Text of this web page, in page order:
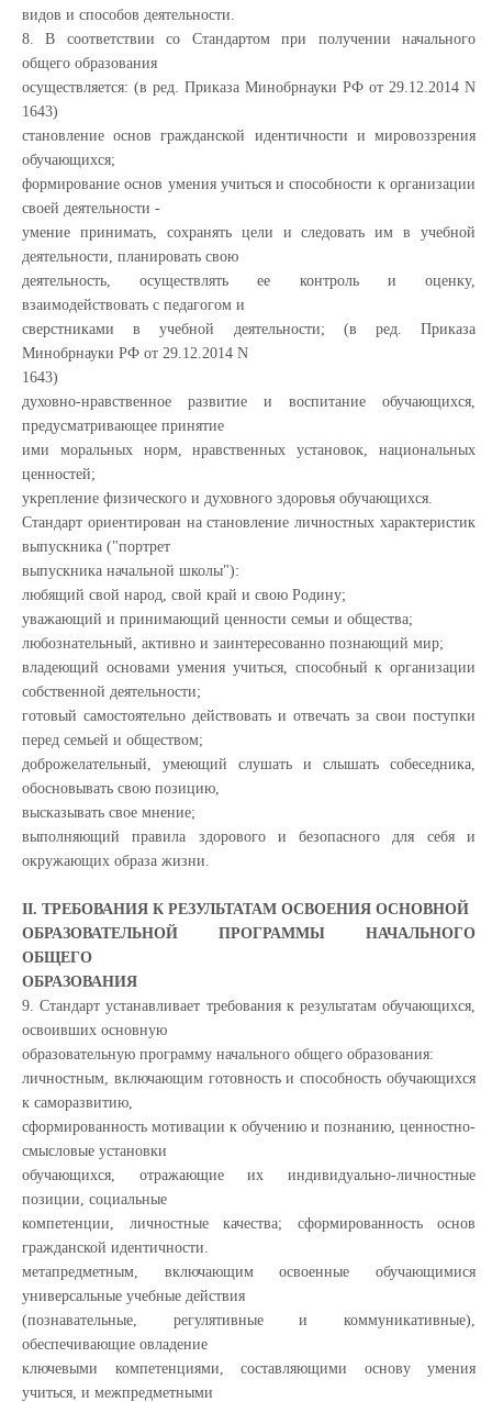
видов и способов деятельности.
8. В соответствии со Стандартом при получении начального
общего образования
осуществляется: (в ред. Приказа Минобрнауки РФ от 29.12.2014 N
1643)
становление основ гражданской идентичности и мировоззрения
обучающихся;
формирование основ умения учиться и способности к организации
своей деятельности -
умение принимать, сохранять цели и следовать им в учебной
деятельности, планировать свою
деятельность, осуществлять ее контроль и оценку,
взаимодействовать с педагогом и
сверстниками в учебной деятельности; (в ред. Приказа
Минобрнауки РФ от 29.12.2014 N
1643)
духовно-нравственное развитие и воспитание обучающихся,
предусматривающее принятие
ими моральных норм, нравственных установок, национальных
ценностей;
укрепление физического и духовного здоровья обучающихся.
Стандарт ориентирован на становление личностных характеристик
выпускника ("портрет
выпускника начальной школы"):
любящий свой народ, свой край и свою Родину;
уважающий и принимающий ценности семьи и общества;
любознательный, активно и заинтересованно познающий мир;
владеющий основами умения учиться, способный к организации
собственной деятельности;
готовый самостоятельно действовать и отвечать за свои поступки
перед семьей и обществом;
доброжелательный, умеющий слушать и слышать собеседника,
обосновывать свою позицию,
высказывать свое мнение;
выполняющий правила здорового и безопасного для себя и
окружающих образа жизни.
II. ТРЕБОВАНИЯ К РЕЗУЛЬТАТАМ ОСВОЕНИЯ ОСНОВНОЙ
ОБРАЗОВАТЕЛЬНОЙ ПРОГРАММЫ НАЧАЛЬНОГО
ОБЩЕГО
ОБРАЗОВАНИЯ
9. Стандарт устанавливает требования к результатам обучающихся,
освоивших основную
образовательную программу начального общего образования:
личностным, включающим готовность и способность обучающихся
к саморазвитию,
сформированность мотивации к обучению и познанию, ценностно-
смысловые установки
обучающихся, отражающие их индивидуально-личностные
позиции, социальные
компетенции, личностные качества; сформированность основ
гражданской идентичности.
метапредметным, включающим освоенные обучающимися
универсальные учебные действия
(познавательные, регулятивные и коммуникативные),
обеспечивающие овладение
ключевыми компетенциями, составляющими основу умения
учиться, и межпредметными